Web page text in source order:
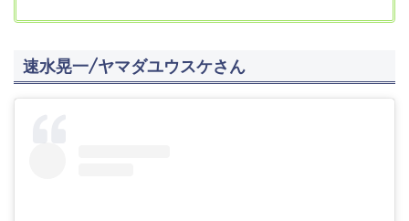
速水晃一/ヤマダユウスケさん